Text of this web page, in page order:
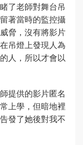
了老師對舞台吊
著當時的監控攝
脅，沒有將影片
吊燈上發現人為
人，所以才會以
提供的影片匿名
上學，但暗地裡
發了她後對我不